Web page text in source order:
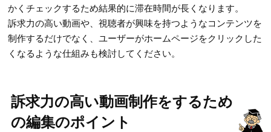
かくチェックするため結果的に滞在時間が長くなります。
訴求力の高い動画や、視聴者が興味を持つようなコンテンツを
制作するだけでなく、ユーザーがホームページをクリックした
くなるような仕組みも検討してください。
訴求力の高い動画制作をするため
の編集のポイント